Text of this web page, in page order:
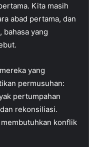
Kita masih
abad pertama, dan
bahasa yang
yang
permusuhan:
pertumpahan
rekonsiliasi.
konflik